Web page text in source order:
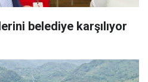
belediye karşılıyor